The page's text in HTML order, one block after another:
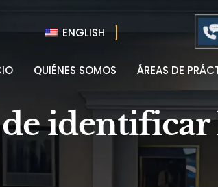
ENGLISH
QUIÉNES SOMOS ÁREAS DE
identificar